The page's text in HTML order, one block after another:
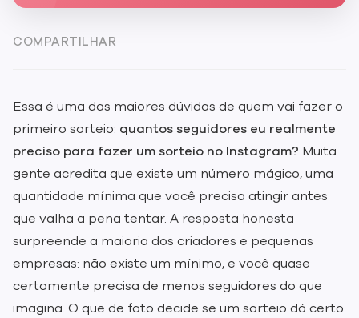
COMPARTILHAR
Essa é uma das maiores dúvidas de quem vai fazer o
primeiro sorteio: quantos seguidores eu realmente
preciso para fazer um sorteio no Instagram? Muita
gente acredita que existe um número mágico, uma
quantidade mínima que você precisa atingir antes
que valha a pena tentar. A resposta honesta
surpreende a maioria dos criadores e pequenas
empresas: não existe um mínimo, e você quase
certamente precisa de menos seguidores do que
imagina. O que de fato decide se um sorteio dá certo